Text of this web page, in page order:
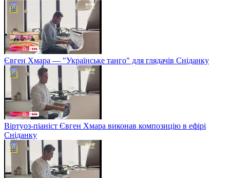
Євген Хмара — "Українське танго" для глядачів Сніданку
Віртуоз-піаніст Євген Хмара виконав композицію в ефірі
Сніданку